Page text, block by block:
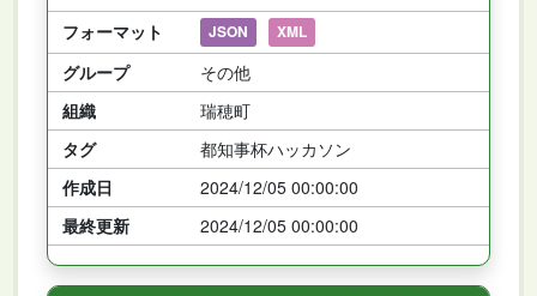
フォーマット
JSON XML
グループ
その他
組織
瑞穂町
タグ
都知事杯ハッカソン
作成日
2024/12/05 00:00:00
最終更新
2024/12/05 00:00:00